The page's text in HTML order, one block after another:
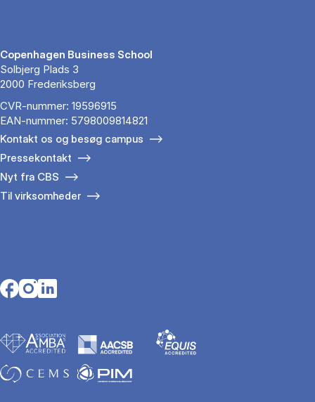
Copenhagen Business School
Solbjerg Plads 3
2000 Frederiksberg
CVR-nummer: 19596915
EAN-nummer: 5798009814821
Kontakt os og besøg campus
Pressekontakt
Nyt fra CBS
Til virksomheder
Opens in a new tab
Opens in a new tab
Opens in a new tab